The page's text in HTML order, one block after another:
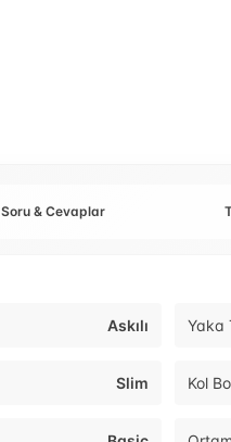
Soru & Cevaplar
Askılı Yaka
Slim Kol